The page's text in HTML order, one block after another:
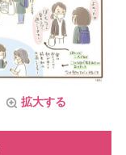
拡大する